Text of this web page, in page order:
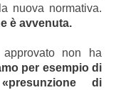
nuova normativa.
è avvenuta.
non ha
per esempio di
di